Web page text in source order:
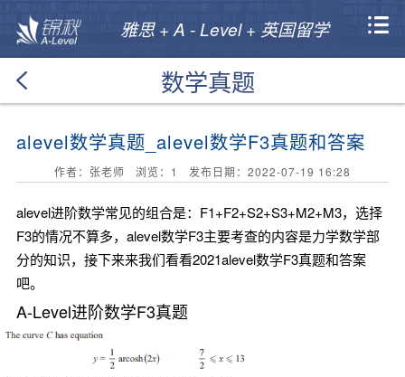
雅思 + A - Level + 英国留学
数学真题
alevel数学真题_alevel数学F3真题和答案
作者：张老师 浏览： 1 发布日期：2022-07-19 16:28
alevel进阶数学常见的组合是：F1+F2+S2+S3+M2+M3，选择
F3的情况不算多，alevel数学F3主要考查的内容是力学数学部
分的知识，接下来来我们看看2021alevel数学F3真题和答案
吧。
A-Level进阶数学F3真题